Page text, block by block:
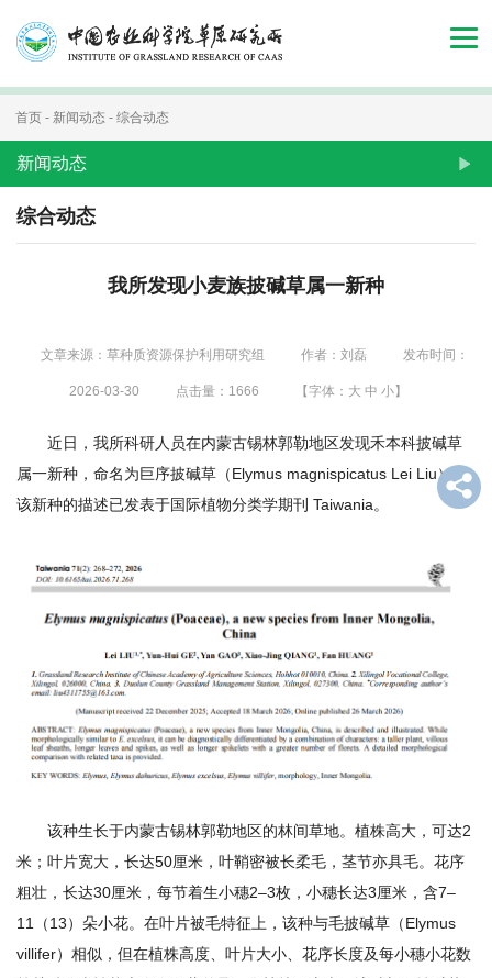
首
织
人
合
作
流
首页 - 新闻动态 - 综合动态
新闻动态
综合动态
我所发现小麦族披碱草属一新种
文章来源：草种质资源保护利用研究组 作者：刘磊 发布时间：
2026-03-30 点击量： 1666 【字体： 大 中 小】
近日，我所科研人员在内蒙古锡林郭勒地区发现禾本科披碱草
属一新种，命名为巨序披碱草（Elymus magnispicatus Lei Liu）。
该新种的描述已发表于国际植物分类学期刊 Taiwania。
该种生长于内蒙古锡林郭勒地区的林间草地。植株高大，可达2
米；叶片宽大，长达50厘米，叶鞘密被长柔毛，茎节亦具毛。花序
粗壮，长达30厘米，每节着生小穗2–3枚，小穗长达3厘米，含7–
11（13）朵小花。在叶片被毛特征上，该种与毛披碱草（Elymus
villifer）相似，但在植株高度、叶片大小、花序长度及每小穗小花数